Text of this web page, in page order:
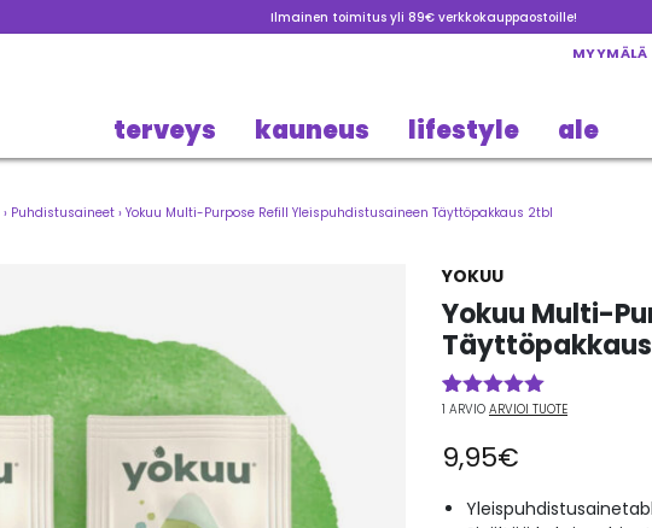
Ilmainen toimitus yli 89€ verkkokauppaostoille!
MYYMÄLÄ
terveys kauneus lifestyle ale
› Puhdistusaineet › Yokuu Multi-Purpose Refill Yleispuhdistusaineen Täyttöpakkaus 2tbl
YOKUU
Yokuu Multi-
Arvio5.00
perustuen
1
asiakkaan
1 ARVIO ARVIOI TUOTE
9,95€